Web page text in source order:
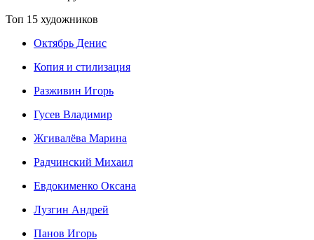
Топ 15 художников
Октябрь Денис
Копия и стилизация
Разживин Игорь
Гусев Владимир
Жгивалёва Марина
Радчинский Михаил
Евдокименко Оксана
Лузгин Андрей
Панов Игорь